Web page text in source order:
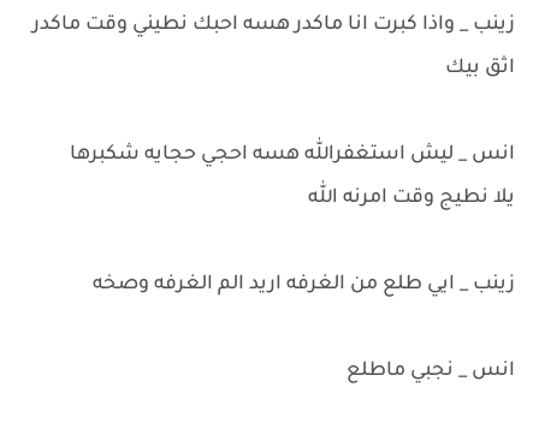
زينب _ واذا كبرت انا ماكدر هسه احبك نطيني وقت ماكدر
اثق بيك
انس _ ليش استغفرالله هسه احجي حجايه شكبرها
يلا نطيج وقت امرنه الله
زينب _ ايي طلع من الغرفه اريد الم الغرفه وصخه
انس _ نجبي ماطلع